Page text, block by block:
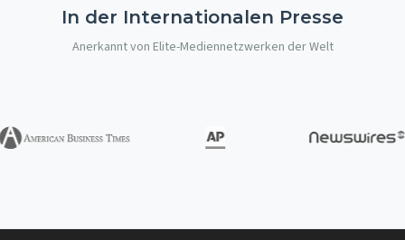
In der Internationalen Presse
Anerkannt von Elite-Mediennetzwerken der Welt